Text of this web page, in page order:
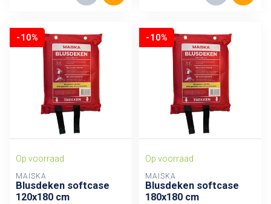
-10%
Op voorraad
MAISKA
Blusdeken softcase
120x180 cm
-10%
Op voorraad
MAISKA
Blusdeken softcase
180x180 cm